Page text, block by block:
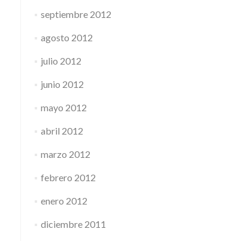
septiembre 2012
agosto 2012
julio 2012
junio 2012
mayo 2012
abril 2012
marzo 2012
febrero 2012
enero 2012
diciembre 2011